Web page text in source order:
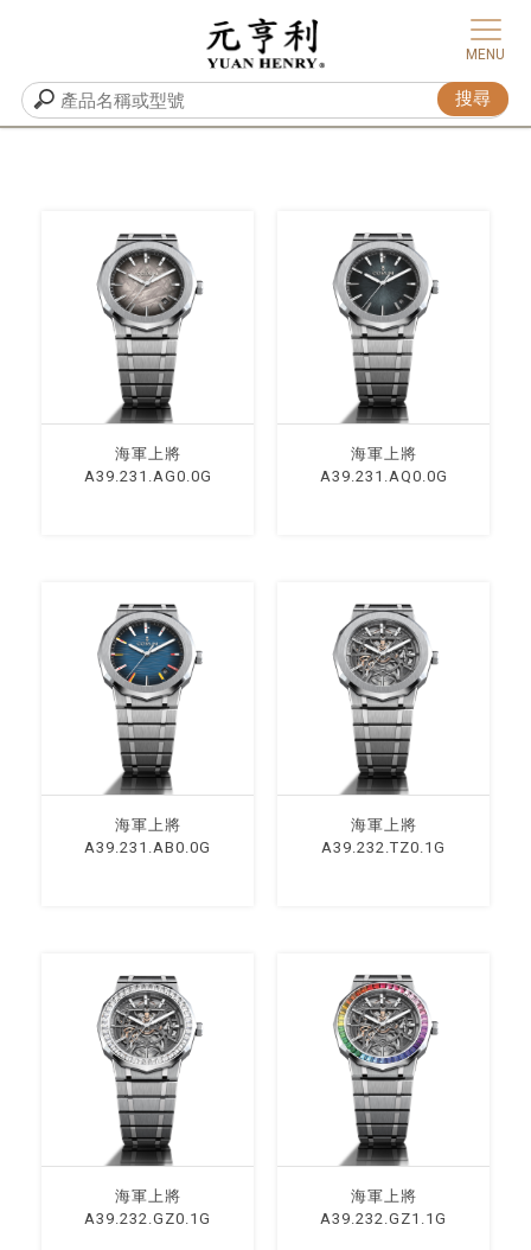
海軍上將
A39.231.AG0.0G
海軍上將
A39.231.AQ0.0G
海軍上將
A39.231.AB0.0G
海軍上將
A39.232.TZ0.1G
海軍上將
A39.232.GZ0.1G
海軍上將
A39.232.GZ1.1G